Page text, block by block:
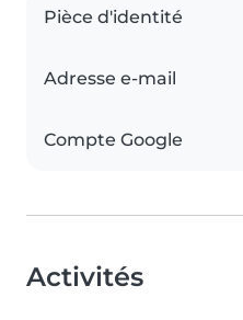
Pièce d'identité
Adresse e-mail
Compte Google
Activités